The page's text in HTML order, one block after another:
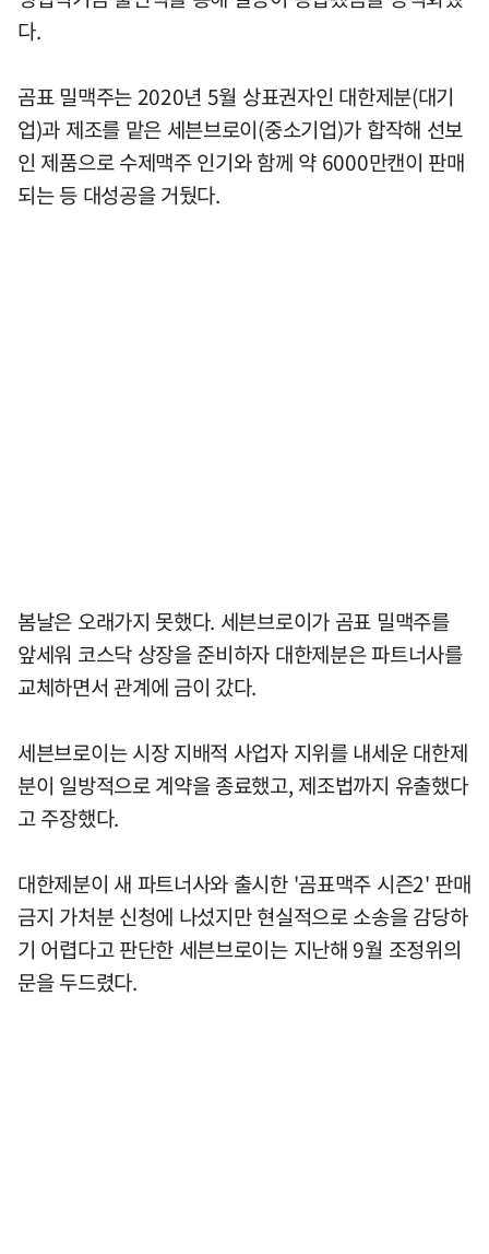
다.
곰표 밀맥주는 2020년 5월 상표권자인 대한제분(대기
업)과 제조를 맡은 세븐브로이(중소기업)가 합작해 선보
인 제품으로 수제맥주 인기와 함께 약 6000만캔이 판매
되는 등 대성공을 거뒀다.
봄날은 오래가지 못했다. 세븐브로이가 곰표 밀맥주를
앞세워 코스닥 상장을 준비하자 대한제분은 파트너사를
교체하면서 관계에 금이 갔다.
세븐브로이는 시장 지배적 사업자 지위를 내세운 대한제
분이 일방적으로 계약을 종료했고, 제조법까지 유출했다
고 주장했다.
대한제분이 새 파트너사와 출시한 '곰표맥주 시즌2' 판매
금지 가처분 신청에 나섰지만 현실적으로 소송을 감당하
기 어렵다고 판단한 세븐브로이는 지난해 9월 조정위의
문을 두드렸다.